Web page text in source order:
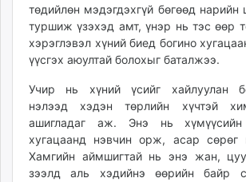
төдийлөн мэдэгдэхгүй бөгөөд нарийн
туршиж үзэхэд амт, үнэр нь тэс өөр
хэрэглэвэл хүний биед богино
үүсгэх аюултай болохыг баталжээ.
Учир нь хүний үсийг хайлуулан
нэлээд хэдэн төрлийн хүчтэй
ашигладаг аж. Энэ нь
хугацаанд нэвчин орж, асар сөрөг
Хамгийн аймшигтай нь энэ жан,
зээлд аль хэдийнэ өөрийн байр